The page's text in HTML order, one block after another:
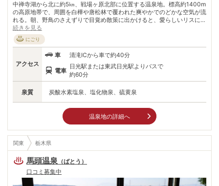
中禅寺湖から北に約5㎞、戦場ヶ原北部に位置する温泉地。標高約1400m
の高原地帯で、周囲を白樺や唐松林で覆われた爽やかでのどかな空気が流
れる。朝、野鳥のさえずりで目覚め散策に出かけると、愛らしいリスに出
くわす。 そんなシーンを当たり前に体験できる自然の宝庫だ。春の新緑
から秋の紅葉まで季節ごとの風景を堪能できるのはもちろん、冬には歩く
スキー“クロスカントリー”を楽しめる「光徳クロスカントリースキー場」
がオープン。 「日光東照宮」や「中禅寺湖」、「華厳の滝」など名所の
多い世界遺産・日光の観光拠点にもぴったり。観光客の多い市街地を離
れ、豊かな自然あふれる日光の新たな魅力を発見できるかもしれない。
続きを見る
にごり
泉質 炭酸水素塩泉、塩化物泉、硫黄泉
アクセス
車 清滝ICから車で約40分
電車
日光駅または東武日光駅よりバスで
約60分
温泉地の詳細へ
関東 栃木県
馬頭温泉 （ばとう ）
口コミ募集中